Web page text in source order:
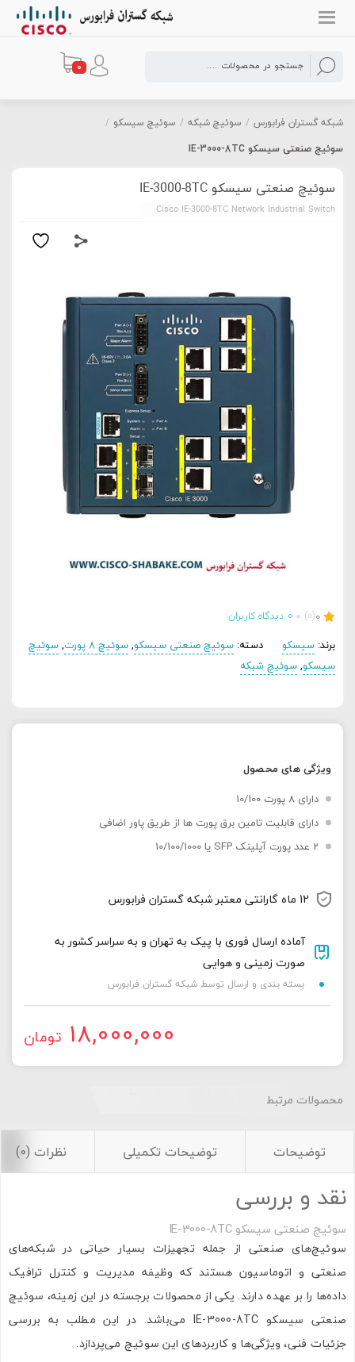
0
شبکه گستران فرابورس / سوئیچ شبکه / سوئیچ سیسکو /
سوئیچ صنعتی سیسکو IE-3000-8TC
سوئیچ صنعتی سیسکو IE-3000-8TC
Cisco IE-3000-8TC Network Industrial Switch
0
(0)
0 دیدگاه کاربران
برند: سیسکو دسته: سوئیچ صنعتی سیسکو,سوئیچ 8 پورت ,سوئیچ
سیسکو,سوئیچ شبکه
ویژگی های محصول
دارای 8 پورت 10/100
دارای قابلیت تامین برق پورت ها از طریق پاور اضافی
2 عدد پورت آپلینک SFP یا 10/100/1000
12 ماه گارانتی معتبر شبکه گستران فرابورس
آماده ارسال فوری با پیک به تهران و به سراسر کشور به
صورت زمینی و هوایی
بسته بندی و ارسال توسط شبکه گستران فرابورس
18,000,000 تومان
محصولات مرتبط
توضیحات توضیحات تکمیلی نظرات (0)
نقد و بررسی
سوئیچ صنعتی سیسکو IE-3000-8TC
سوئیچ‌های صنعتی از جمله تجهیزات بسیار حیاتی در شبکه‌های
صنعتی و اتوماسیون هستند که وظیفه مدیریت و کنترل ترافیک
داده‌ها را بر عهده دارند. یکی از محصولات برجسته در این زمینه، سوئیچ
صنعتی سیسکو IE-3000-8TC می‌باشد. در این مطلب به بررسی
جزئیات فنی، ویژگی‌ها و کاربردهای این سوئیچ می‌پردازد.